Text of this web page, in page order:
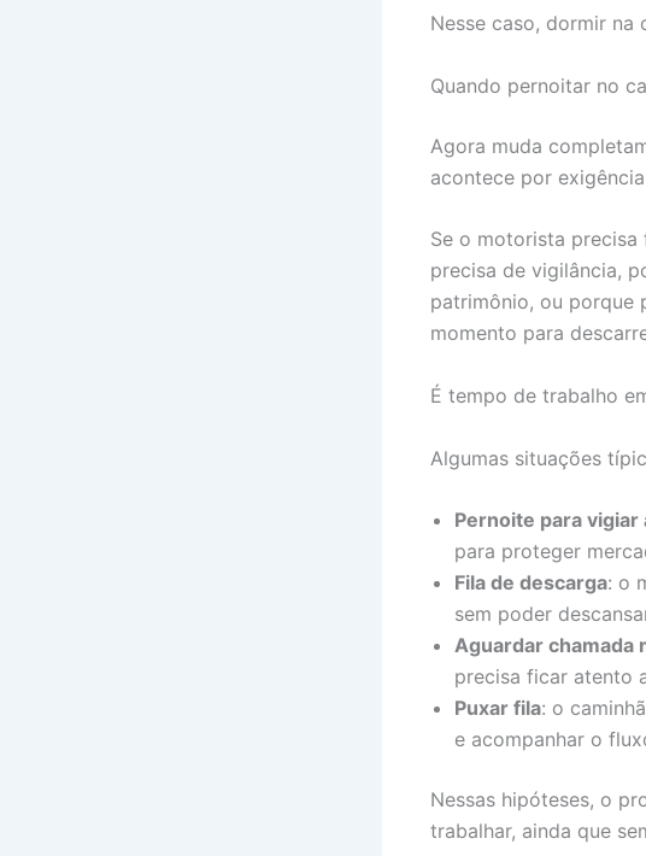
Nesse caso, dormir na
Quando pernoitar no
Agora muda
acontece por
Se o motorista
precisa de vigilância,
patrimônio, ou porque
momento para
É tempo de trabalho
Algumas situações
Pernoite para vigiar
para proteger
Fila de descarga: o
sem poder
Aguardar chamada
precisa ficar atento
Puxar fila: o
e acompanhar o
Nessas hipóteses, o
trabalhar, ainda que